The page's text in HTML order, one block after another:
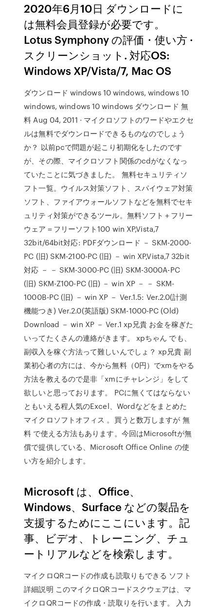
2020年6月10日 ダウンロードに
は無料会員登録が必要です。
Lotus Symphony の評価・使い方 ·
スクリーンショット. 対応OS:
Windows XP/Vista/7, Mac OS
ダウンロード windows 10 windows, windows 10
windows, windows 10 windows ダウンロード 無
料 Aug 04, 2011 · マイクロソフトのワードやエクセ
ルは無料でダウンロードできるものなのでしょう
か？ 以前pcで問題が起こり初期化をしたのです
が、その際、マイクロソフト関係のcdがなくなっ
ていたことに気づきました。 無料セキュリティソ
フト一覧。ウイルス対策ソフト、スパイウェア対策
ソフト、ファイアウォールソフトなどを無料でセキ
ュリティ対策ができるツール。無料ソフト＋フリー
ウェア＝フリーソフト100 win XP,Vista,7
32bit/64bit対応: PDFダウンロード － SKM-2000-
PC (旧) SKM-2100-PC (旧) － win XP,Vista,7 32bit
対応 － － SKM-3000-PC (旧) SKM-3000A-PC
(旧) SKM-Z100-PC (旧) － win XP － － SKM-
1000B-PC (旧) － win XP － Ver.1.5: Ver.2.0(計測
機能つき) Ver.2.0(英語版) SKM-1000-PC (Old)
Download － win XP － Ver.1 xp兄貴 お金を稼ぎた
いってたくさんの連絡がきます。 xpちゃん でも、
副収入を稼ぐ方法って難しいんでしょ？ xp兄貴 副
業初心者の方には、今から無料（0円）でxmをやる
方法を教えるので是非「xmにチャレンジ」をして
欲しいと思っております。 PCに無くてはならない
ともいえる程人気のExcel、Wordなどをまとめた
マイクロソフトオフィス 。買うと数万しますが 無
料 で使える方法もあります。今回はMicrosoftが無
償で提供している、Microsoft Office Online の使
い方を紹介します。
Microsoft は、Office、
Windows、Surface などの製品を
支援するためにここにいます。記
事、ビデオ、トレーニング、チュ
ートリアルなどを検索します。
マイクロQRコードの作成も読取りもできる ソフト
詳細説明 このマイクロQRコードスクウェアは、マ
イクロQRコードの作成・読取りを行います。 入力